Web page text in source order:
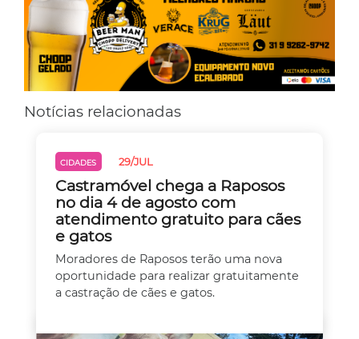
Notícias relacionadas
CIDADES 29/JUL
Castramóvel chega a Raposos
no dia 4 de agosto com
atendimento gratuito para cães
e gatos
Moradores de Raposos terão uma nova
oportunidade para realizar gratuitamente
a castração de cães e gatos.